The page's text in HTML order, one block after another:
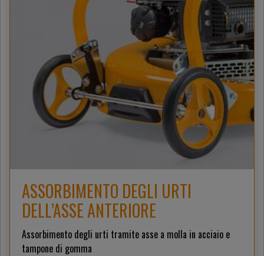
ASSORBIMENTO DEGLI URTI
DELL’ASSE ANTERIORE
Assorbimento degli urti tramite asse a molla in acciaio e
tampone di gomma